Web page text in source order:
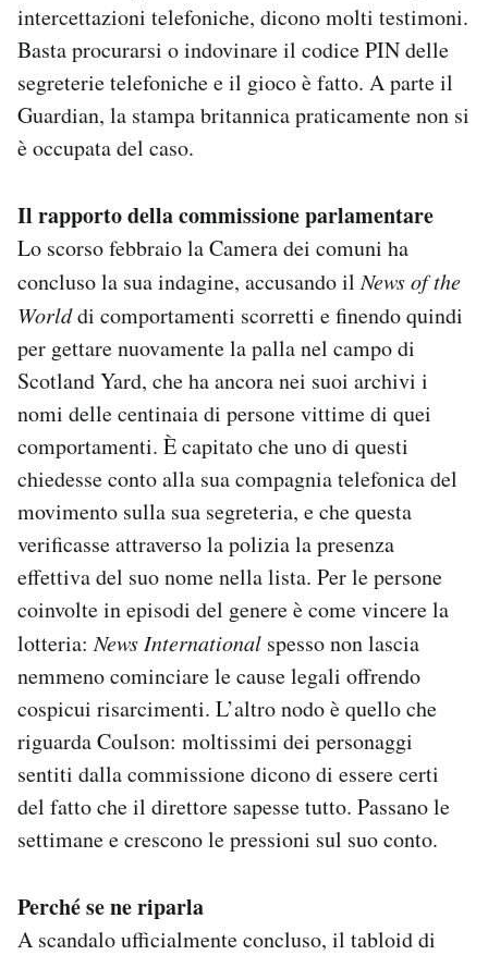
intercettazioni telefoniche, dicono molti testimoni.
Basta procurarsi o indovinare il codice PIN delle
segreterie telefoniche e il gioco è fatto. A parte il
Guardian, la stampa britannica praticamente non si
è occupata del caso.
Il rapporto della commissione parlamentare
Lo scorso febbraio la Camera dei comuni ha
concluso la sua indagine, accusando ilNews of the
Worlddi comportamenti scorretti e finendo quindi
per gettare nuovamente la palla nel campo di
Scotland Yard, che ha ancora nei suoi archivi i
nomi delle centinaia di persone vittime di quei
comportamenti. È capitato che uno di questi
chiedesse conto alla sua compagnia telefonica del
movimento sulla sua segreteria, e che questa
verificasse attraverso la polizia la presenza
effettiva del suo nome nella lista. Per le persone
coinvolte in episodi del genere è come vincere la
lotteria:News International spesso non lascia
nemmeno cominciare le cause legali offrendo
cospicui risarcimenti. L’altro nodo è quello che
riguarda Coulson: moltissimi dei personaggi
sentiti dalla commissione dicono di essere certi
del fatto che il direttore sapesse tutto. Passano le
settimane e crescono le pressioni sul suo conto.
Perché se ne riparla
A scandalo ufficialmente concluso, il tabloid di